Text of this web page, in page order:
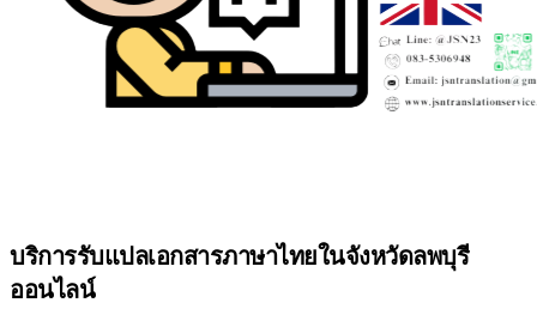
บริการรับแปลเอกสารภาษาไทยในจังหวัดลพบุรี
ออนไลน์